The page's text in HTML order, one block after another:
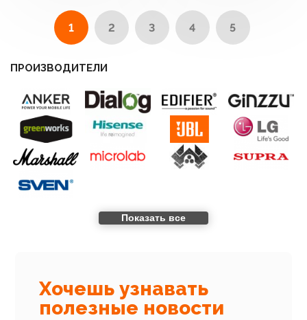
1 2 3 4 5
ПРОИЗВОДИТЕЛИ
Показать все
Хочешь узнавать
полезные новости